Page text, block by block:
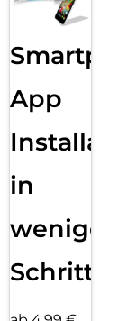
App
Installation
in
wenigen
Schritten